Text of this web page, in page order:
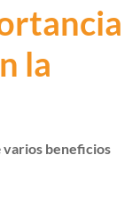
la
varios beneficios